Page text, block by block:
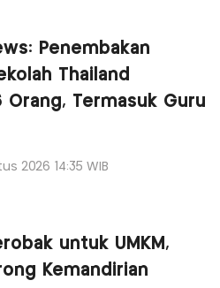
Penembakan
Thailand
Orang, Termasuk Guru
2026 14:35 WIB
untuk UMKM,
Kemandirian